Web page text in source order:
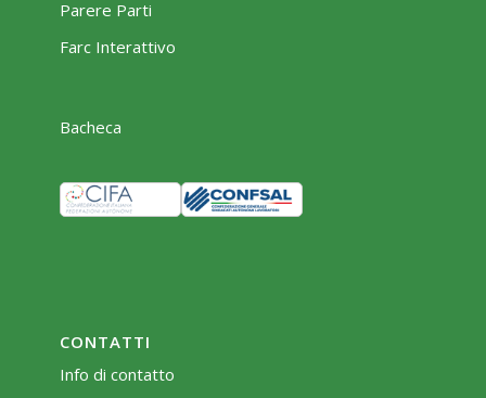
Parere Parti
Farc Interattivo
Bacheca
CONTATTI
Info di contatto